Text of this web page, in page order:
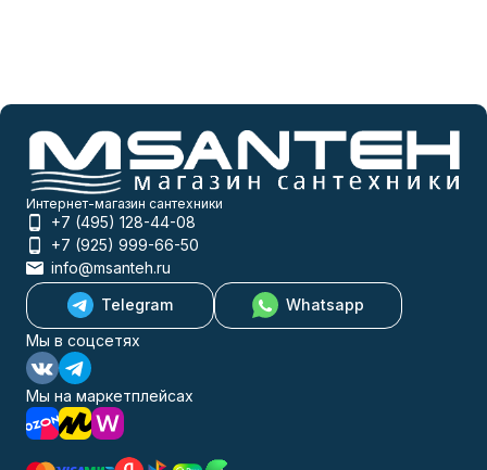
Интернет-магазин сантехники
+7 (495) 128-44-08
+7 (925) 999-66-50
info@msanteh.ru
Telegram
Whatsapp
Мы в соцсетях
Мы на маркетплейсах